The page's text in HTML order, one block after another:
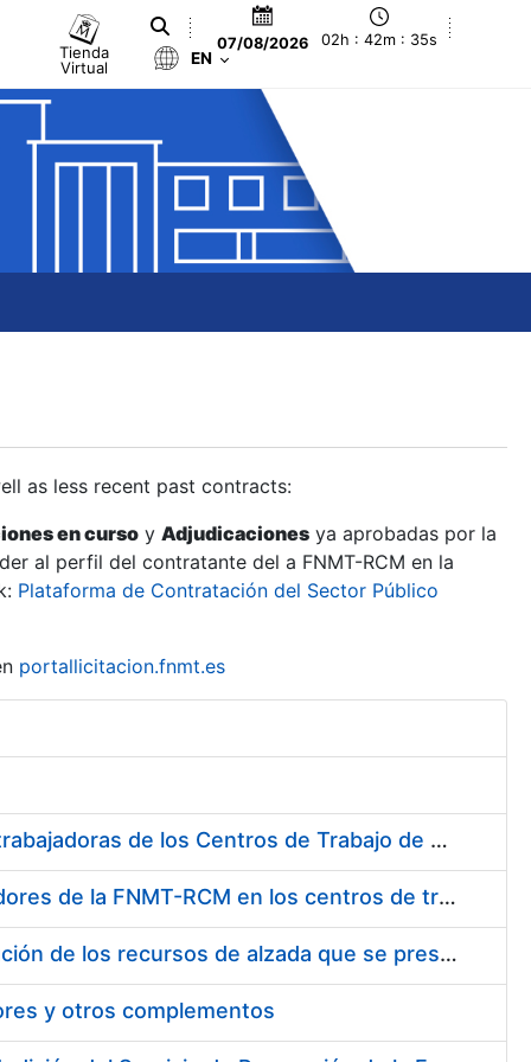
Tienda
Virtual
07/08/2026 02h : 42m : 35s
EN
as less recent past contracts:
en curso y Adjudicaciones ya aprobadas por la
al perfil del contratante del a FNMT-RCM en la
Plataforma de Contratación del Sector Público
portallicitacion.fnmt.es
Suministro de Protectores Auditivos a medida para las personas trabajadoras de los Centros de Trabajo de Madrid y Burgos
Suministro de gafas graduadas antiproyecciones para los trabajadores de la FNMT-RCM en los centros de trabajo de Madrid y Burgos
Servicios de una empresa externa para el asesoramiento y resolución de los recursos de alzada que se presentan relacionados con procesos de selección para la FNMT-RCM
y otros complementos